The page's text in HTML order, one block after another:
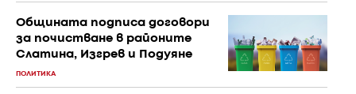
Общината подписа договори
за почистване в районите
Слатина, Изгрев и Подуяне
ПОЛИТИКА